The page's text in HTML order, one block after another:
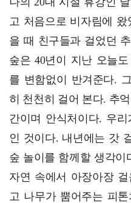
고 처음으로 비자림에
을 때 친구들과 걸었던
숲은 40년이 지난 오늘
를 변함없이 반겨준다.
히 천천히 걸어 본다. 추
간이며 안식처이다. 우
인 것이다. 내년에는 갓
숲 놀이를 함께할 생각이
자연 속에서 아장아장
고 나무가 뿜어주는 피